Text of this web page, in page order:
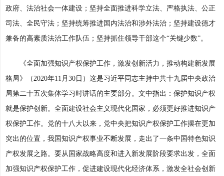
政府、法治社会一体建设；坚持全面推进科学立法、严格执法、公正
司法、全民守法；坚持统筹推进国内法治和涉外法治；坚持建设德才
兼备的高素质法治工作队伍；坚持抓住领导干部这个“关键少数”。
《全面加强知识产权保护工作，激发创新活力，推动构建新发展
格局》（2020年11月30日）这是习近平同志主持中共十九届中央政治
局第二十五次集体学习时讲话的主要部分。文中指出：保护知识产权
就是保护创新。全面建设社会主义现代化国家，必须更好推进知识产
权保护工作。党的十八大以来，党中央把知识产权保护工作摆在更加
突出的位置，我国知识产权事业不断发展，走出了一条中国特色知识
产权发展之路。要从国家战略高度和进入新发展阶段要求出发，全面
加强知识产权保护工作，促进建设现代化经济体系，激发全社会创新